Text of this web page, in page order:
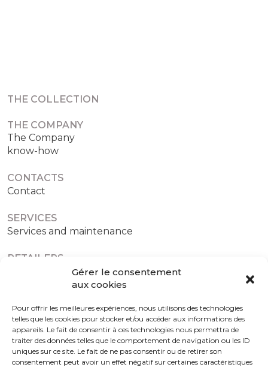
Gérer le consentement
aux cookies
Pour offrir les meilleures expériences, nous utilisons des technologies
telles que les cookies pour stocker et/ou accéder aux informations des
appareils. Le fait de consentir à ces technologies nous permettra de
traiter des données telles que le comportement de navigation ou les ID
uniques sur ce site. Le fait de ne pas consentir ou de retirer son
consentement peut avoir un effet négatif sur certaines caractéristiques
THE COLLECTION
THE COMPANY
The Company
know-how
CONTACTS
Contact
SERVICES
Services and maintenance
RETAILERS
Authorized retailers
Terms and conditions Cookies policy (EU)